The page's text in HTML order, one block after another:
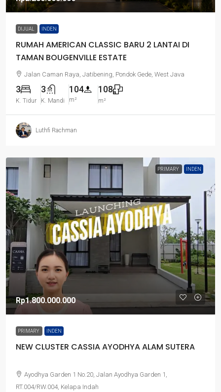
DIJUAL INDEN
RUMAH AMERICAN CLASSIC BARU 2 LANTAI DI
TAMAN BOUGENVILLE ESTATE
Jalan Caman Raya, Jatibening, Pondok Gede, West Java
3
K. Tidur
3
K. Mandi
104
m²
108
m²
Luthfi Rachman
PRIMARY INDEN
Rp1.800.000.000
PRIMARY INDEN
NEW CLUSTER CASSIA AYODHYA ALAM SUTERA
Ayodhya Garden 1 No.20, Jalan Ayodhya Garden 1,
RT.004/RW.004, Kelapa Indah